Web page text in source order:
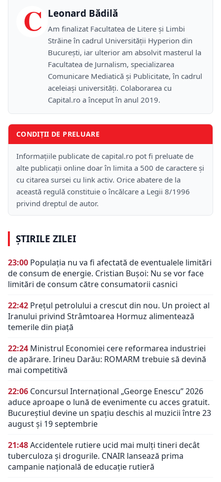
C Leonard Bădilă
Am finalizat Facultatea de Litere și Limbi
Străine în cadrul Universității Hyperion din
București, iar ulterior am absolvit masterul la
Facultatea de Jurnalism, specializarea
Comunicare Mediatică și Publicitate, în cadrul
aceleiași universități. Colaborarea cu
Capital.ro a început în anul 2019.
CONDIȚII DE PRELUARE
Informațiile publicate de capital.ro pot fi preluate de
alte publicații online doar în limita a 500 de caractere și
cu citarea sursei cu link activ. Orice abatere de la
această regulă constituie o încălcare a Legii 8/1996
privind dreptul de autor.
ȘTIRILE ZILEI
23:00 Populația nu va fi afectată de eventualele limitări
de consum de energie. Cristian Bușoi: Nu se vor face
limitări de consum către consumatorii casnici
22:42 Prețul petrolului a crescut din nou. Un proiect al
Iranului privind Strâmtoarea Hormuz alimentează
temerile din piață
22:24 Ministrul Economiei cere reformarea industriei
de apărare. Irineu Darău: ROMARM trebuie să devină
mai competitivă
22:06 Concursul Internațional „George Enescu” 2026
aduce aproape o lună de evenimente cu acces gratuit.
Bucureștiul devine un spațiu deschis al muzicii între 23
august și 19 septembrie
21:48Accidentele rutiere ucid mai mulți tineri decât
tuberculoza și drogurile. CNAIR lansează prima
campanie națională de educație rutieră